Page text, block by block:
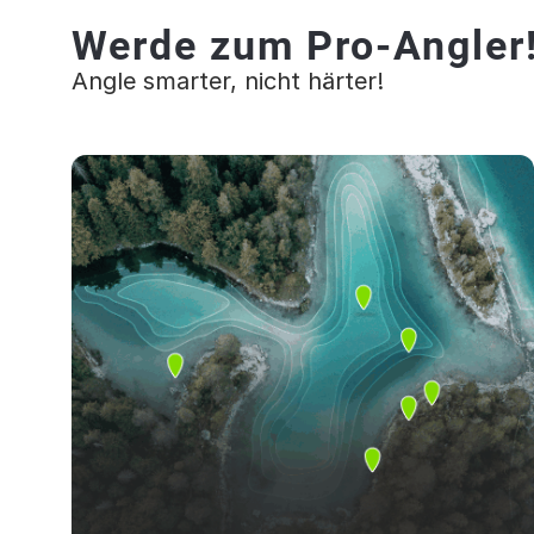
Werde zum Pro-
Angle smarter, nicht härter!